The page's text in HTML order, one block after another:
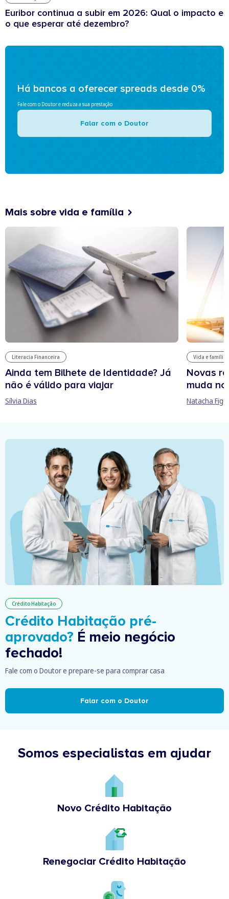
Euribor continua a subir em 2026: Qual o impacto e
o que esperar até dezembro?
Há bancos a oferecer spreads desde 0%
Fale com o Doutor e reduza a sua prestação
Falar com o Doutor
Mais sobre vida e família
Literacia Financeira
Ainda tem Bilhete de Identidade? Já
não é válido para viajar
Sílvia Dias
Vida e família
Novas
muda
Natacha
Crédito Habitação
Crédito Habitação pré-
aprovado? É meio negócio
fechado!
Fale com o Doutor e prepare-se para comprar casa
Falar com o Doutor
Somos especialistas em ajudar
Novo Crédito Habitação
Renegociar Crédito Habitação